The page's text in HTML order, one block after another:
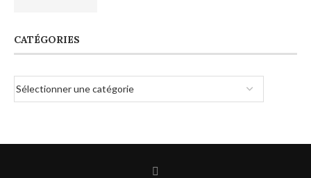
CATÉGORIES